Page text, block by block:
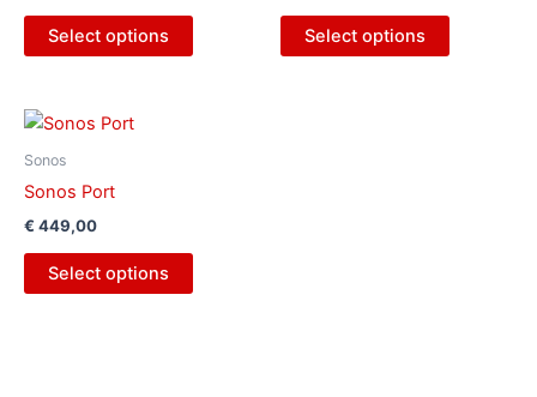
Select options Select options
Sonos
Sonos Port
€ 449,00
Select options